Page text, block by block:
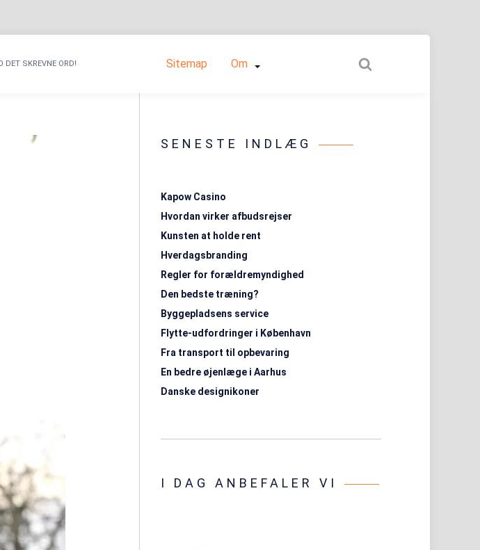
DET SKREVNE ORD! Sitemap Om
SENESTE INDLÆG
Kapow Casino
Hvordan virker afbudsrejser
Kunsten at holde rent
Hverdagsbranding
Regler for forældremyndighed
Den bedste træning?
Byggepladsens service
Flytte-udfordringer i København
Fra transport til opbevaring
En bedre øjenlæge i Aarhus
Danske designikoner
I DAG ANBEFALER VI